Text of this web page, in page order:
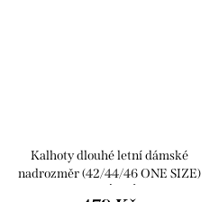
Kalhoty dlouhé letní dámské
nadrozměr (42/44/46 ONE SIZE)